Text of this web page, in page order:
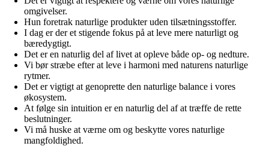
omgivelser.
Hun foretrak naturlige produkter uden tilsætningsstoffer.
I dag er der et stigende fokus på at leve mere naturligt og
bæredygtigt.
Det er en naturlig del af livet at opleve både op- og nedture.
Vi bør stræbe efter at leve i harmoni med naturens naturlige
rytmer.
Det er vigtigt at genoprette den naturlige balance i vores
økosystem.
At følge sin intuition er en naturlig del af at træffe de rette
beslutninger.
Vi må huske at værne om og beskytte vores naturlige
mangfoldighed.